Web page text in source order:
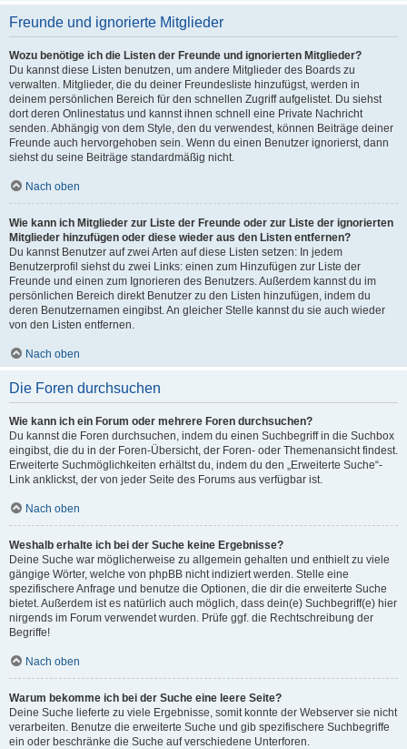
Freunde und ignorierte Mitglieder
Wozu benötige ich die Listen der Freunde und ignorierten Mitglieder?
Du kannst diese Listen benutzen, um andere Mitglieder des Boards zu
verwalten. Mitglieder, die du deiner Freundesliste hinzufügst, werden in
deinem persönlichen Bereich für den schnellen Zugriff aufgelistet. Du siehst
dort deren Onlinestatus und kannst ihnen schnell eine Private Nachricht
senden. Abhängig von dem Style, den du verwendest, können Beiträge deiner
Freunde auch hervorgehoben sein. Wenn du einen Benutzer ignorierst, dann
siehst du seine Beiträge standardmäßig nicht.
Nach oben
Wie kann ich Mitglieder zur Liste der Freunde oder zur Liste der ignorierten
Mitglieder hinzufügen oder diese wieder aus den Listen entfernen?
Du kannst Benutzer auf zwei Arten auf diese Listen setzen: In jedem
Benutzerprofil siehst du zwei Links: einen zum Hinzufügen zur Liste der
Freunde und einen zum Ignorieren des Benutzers. Außerdem kannst du im
persönlichen Bereich direkt Benutzer zu den Listen hinzufügen, indem du
deren Benutzernamen eingibst. An gleicher Stelle kannst du sie auch wieder
von den Listen entfernen.
Nach oben
Die Foren durchsuchen
Wie kann ich ein Forum oder mehrere Foren durchsuchen?
Du kannst die Foren durchsuchen, indem du einen Suchbegriff in die Suchbox
eingibst, die du in der Foren-Übersicht, der Foren- oder Themenansicht findest.
Erweiterte Suchmöglichkeiten erhältst du, indem du den „Erweiterte Suche“-
Link anklickst, der von jeder Seite des Forums aus verfügbar ist.
Nach oben
Weshalb erhalte ich bei der Suche keine Ergebnisse?
Deine Suche war möglicherweise zu allgemein gehalten und enthielt zu viele
gängige Wörter, welche von phpBB nicht indiziert werden. Stelle eine
spezifischere Anfrage und benutze die Optionen, die dir die erweiterte Suche
bietet. Außerdem ist es natürlich auch möglich, dass dein(e) Suchbegriff(e) hier
nirgends im Forum verwendet wurden. Prüfe ggf. die Rechtschreibung der
Begriffe!
Nach oben
Warum bekomme ich bei der Suche eine leere Seite?
Deine Suche lieferte zu viele Ergebnisse, somit konnte der Webserver sie nicht
verarbeiten. Benutze die erweiterte Suche und gib spezifischere Suchbegriffe
ein oder beschränke die Suche auf verschiedene Unterforen.